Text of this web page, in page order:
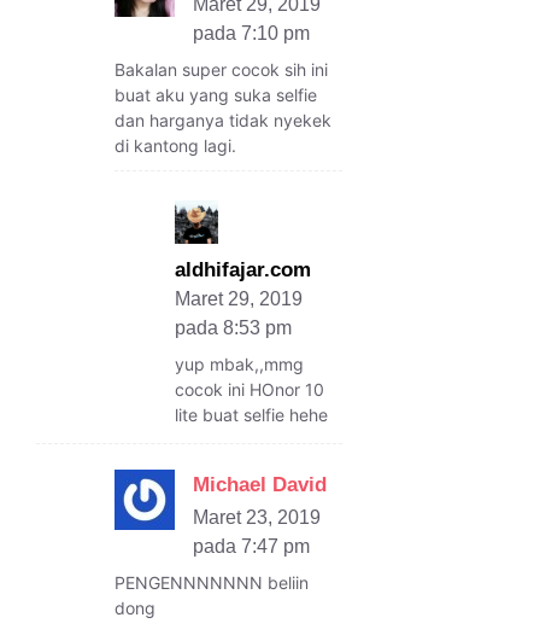
pada 7:10 pm
Bakalan super cocok sih ini
buat aku yang suka selfie
dan harganya tidak nyekek
di kantong lagi.
aldhifajar.com
Maret 29, 2019
pada 8:53 pm
yup mbak,,mmg
cocok ini HOnor 10
lite buat selfie hehe
Michael David
Maret 23, 2019
pada 7:47 pm
PENGENNNNNNN beliin
dong